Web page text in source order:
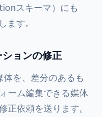
スキーマ）にも
す。
ョンの修正
を、差分のあるも
ーム編集できる媒体
正依頼を送ります。